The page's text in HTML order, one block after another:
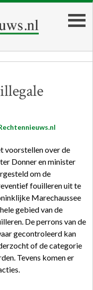
voorstellen over de
Donner en minister
om de
fouilleren uit te
Marechaussee
gebied van de
De perrons van de
gecontroleerd kan
of de categorie
Tevens komen er